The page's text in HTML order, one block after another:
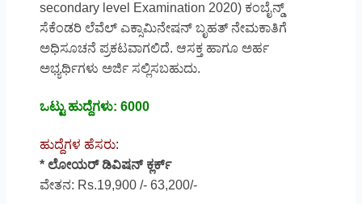
secondary level Examination 2020) ಕಂಬೈನ್ಡ್
ಸೆಕೆಂಡರಿ ಲೆವೆಲ್ ಎಕ್ಸಾಮಿನೇಷನ್ ಬೃಹತ್ ನೇಮಕಾತಿಗೆ
ಅಧಿಸೂಚನೆ ಪ್ರಕಟವಾಗಲಿದೆ. ಆಸಕ್ತ ಹಾಗೂ ಅರ್ಹ
ಅಭ್ಯರ್ಥಿಗಳು ಅರ್ಜಿ ಸಲ್ಲಿಸಬಹುದು.
ಒಟ್ಟು ಹುದ್ದೆಗಳು: 6000
ಹುದ್ದೆಗಳ ಹೆಸರು:
* ಲೋಯರ್ ಡಿವಿಷನ್ ಕ್ಲರ್ಕ್
ವೇತನ: Rs.19,900 /- 63,200/-